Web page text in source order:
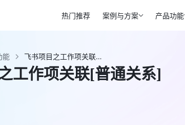
热门推荐 案例与方案 产品功能
能 飞书项目之工作项关联[普通关系] - 飞书官网
工作项关联[普通关系]